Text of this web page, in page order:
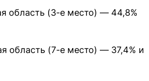
область (3-е место) — 44,8%
область (7-е место) — 37,4% и